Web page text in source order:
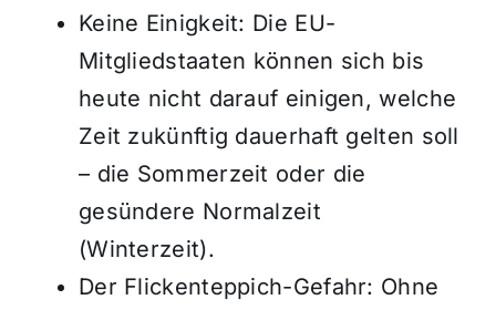
Keine Einigkeit: Die EU-
Mitgliedstaaten können sich bis
heute nicht darauf einigen, welche
Zeit zukünftig dauerhaft gelten soll
– die Sommerzeit oder die
gesündere Normalzeit
(Winterzeit).
Der Flickenteppich-Gefahr: Ohne